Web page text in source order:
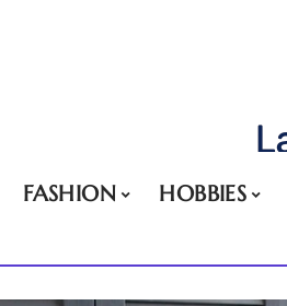
FASHION HOBBIES